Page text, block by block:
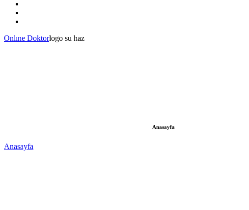
Onlıne Doktorlogo su haz
Anasayfa
Anasayfa